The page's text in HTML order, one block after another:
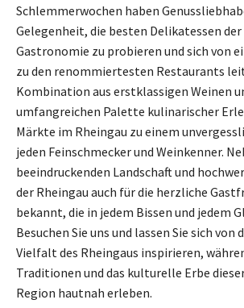
Schlemmerwochen haben
Gelegenheit, die besten Delikatessen
Gastronomie zu probieren und sich von
zu den renommiertesten Restaurants
Kombination aus erstklassigen Weinen
umfangreichen Palette kulinarischer
Märkte im Rheingau zu einem
jeden Feinschmecker und Weinkenner.
beeindruckenden Landschaft und
der Rheingau auch für die herzliche
bekannt, die in jedem Bissen und jedem
Besuchen Sie uns und lassen Sie sich von
Vielfalt des Rheingaus inspirieren,
Traditionen und das kulturelle Erbe
Region hautnah erleben.